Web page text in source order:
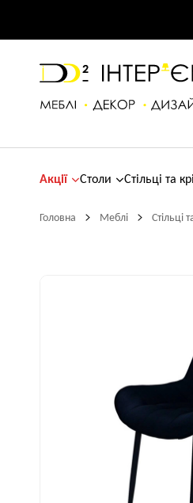
Акції Столи Стільці та
Головна Меблі Стільці